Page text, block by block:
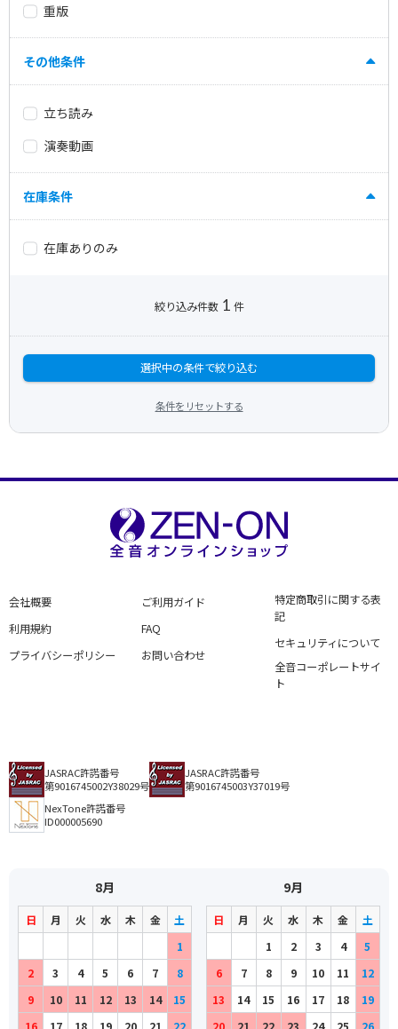
重版
その他条件
立ち読み
演奏動画
在庫条件
在庫ありのみ
絞り込み件数 1 件
選択中の条件で絞り込む
条件をリセットする
会社概要
利用規約
プライバシーポリシー
ご利用ガイド
FAQ
お問い合わせ
特定商取引に関する表
記
セキュリティについて
全音コーポレートサイ
ト
JASRAC許諾番号
第9016745002Y38029号
JASRAC許諾番号
第9016745003Y37019号
NexTone許諾番号
ID000005690
8月
日 月 火 水 木 金
土
1
2
3 4 5 6 7
8
9
10 11 12 13 14
15
16
17 18 19 20 21 22
9月
日 月 火 水 木 金
土
1
2 3 4
5
6
7 8 9 10 11
12
13
14 15 16 17 18
19
20
21 22 23 24 25 26